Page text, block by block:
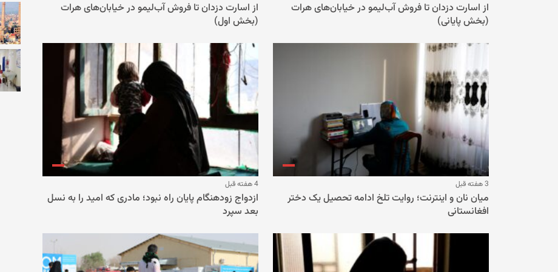
از اسارت دزدان تا فروش آب‌لیمو در خیابان‌های هرات
(بخش پایانی)
از اسارت دزدان تا فروش آب‌لیمو در خیابان‌های هرات
(بخش اول)
3 هفته قبل
میان نان و اینترنت؛ روایت تلخ ادامه تحصیل یک دختر
افغانستانی
4 هفته قبل
ازدواج زودهنگام پایان راه نبود؛ مادری که امید را به نسل
بعد سپرد